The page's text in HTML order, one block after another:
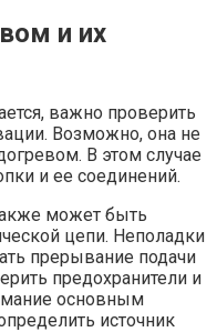
и их
важно проверить
Возможно, она не
В этом случае
и ее соединений.
может быть
цепи. Неполадки
прерывание подачи
предохранители и
основным
источник